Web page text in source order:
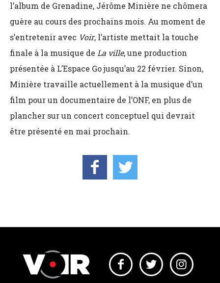
l’album de Grenadine, Jérôme Minière ne chômera
guère au cours des prochains mois. Au moment de
s’entretenir avec Voir, l’artiste mettait la touche
finale à la musique de La ville, une production
présentée à L’Espace Go jusqu’au 22 février. Sinon,
Minière travaille actuellement à la musique d’un
film pour un documentaire de l’ONF, en plus de
plancher sur un concert conceptuel qui devrait
être présenté en mai prochain.